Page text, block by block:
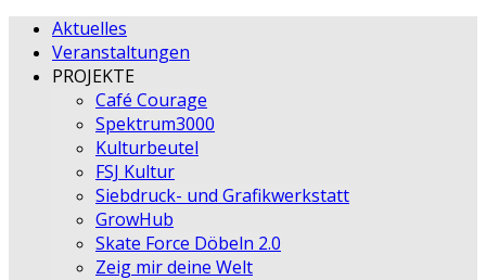
Aktuelles
Veranstaltungen
PROJEKTE
Café Courage
Spektrum3000
Kulturbeutel
FSJ Kultur
Siebdruck- und Grafikwerkstatt
GrowHub
Skate Force Döbeln 2.0
Zeig mir deine Welt